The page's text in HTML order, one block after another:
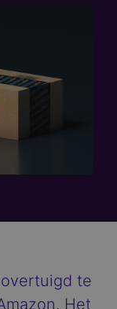
te
Het